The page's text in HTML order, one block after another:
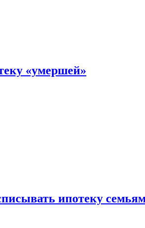
«умершей»
ипотеку